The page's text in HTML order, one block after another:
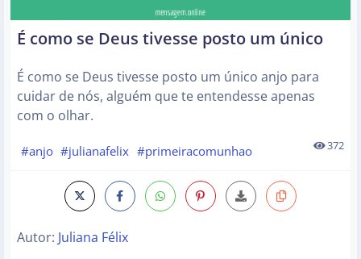
É como se Deus tivesse posto um único
É como se Deus tivesse posto um único anjo para
cuidar de nós, alguém que te entendesse apenas
com o olhar.
#anjo #julianafelix #primeiracomunhao 372
Autor: Juliana Félix